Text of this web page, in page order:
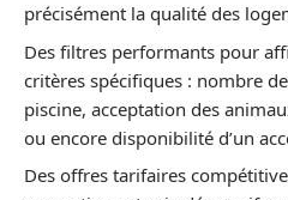
précisément la qualité des
Des filtres performants pour
critères spécifiques : nombre
piscine, acceptation des
ou encore disponibilité d’un
Des offres tarifaires